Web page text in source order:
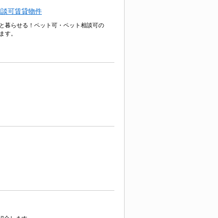
可賃貸物件
暮らせる！ペット可・ペット相談可の
す。